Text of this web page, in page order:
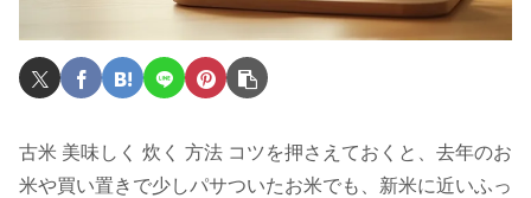
古米 美味しく 炊く 方法 コツを押さえておくと、去年のお
米や買い置きで少しパサついたお米でも、新米に近いふっ